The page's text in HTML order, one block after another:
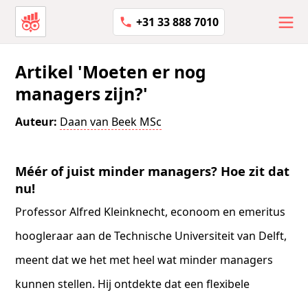
+31 33 888 7010
Artikel 'Moeten er nog
managers zijn?'
Auteur: Daan van Beek MSc
Méér of juist minder managers? Hoe zit dat
nu!
Professor Alfred Kleinknecht, econoom en emeritus
hoogleraar aan de Technische Universiteit van Delft,
meent dat we het met heel wat minder managers
kunnen stellen. Hij ontdekte dat een flexibele